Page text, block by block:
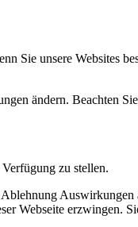
Sie unsere Websites
ändern. Beachten
zu stellen.
Webseite erzwingen.